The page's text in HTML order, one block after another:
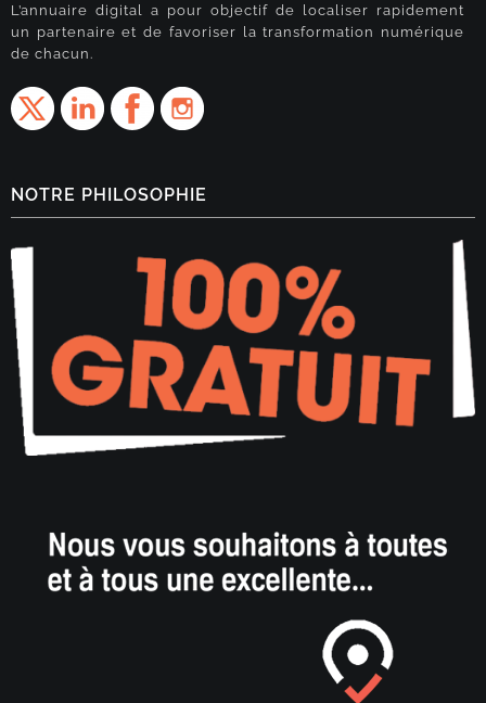
L’annuaire digital a pour objectif de localiser rapidement
un partenaire et de favoriser la transformation numérique
de chacun.
NOTRE PHILOSOPHIE